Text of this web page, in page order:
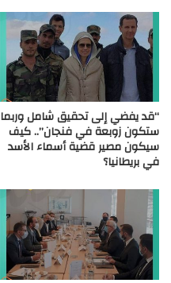
“قد يفضي إلى تحقيق شامل وربما
ستكون زوبعة في فنجان”.. كيف
سيكون مصير قضية أسماء الأسد
في بريطانيا؟